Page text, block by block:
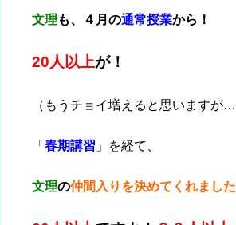
文理 も、４月の通常授業から！
20人以上が！
（もうチョイ増えると思いますが…
「 春期講習 」を経て、
文理の仲間入り を決めてくれまし